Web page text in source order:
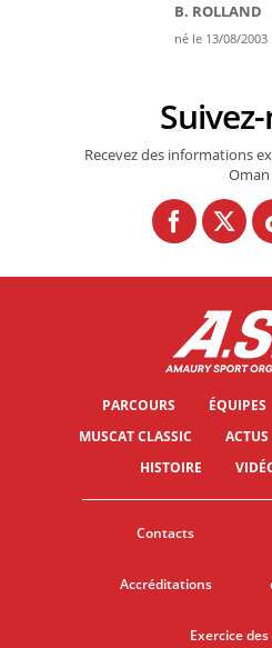
B. ROLLAND
né le 13/08/2003
Recevez des informations
Oman
PARCOURS ÉQUIPES
MUSCAT CLASSIC
ACTUS
HISTOIRE
Contacts
Accréditations
Exercice